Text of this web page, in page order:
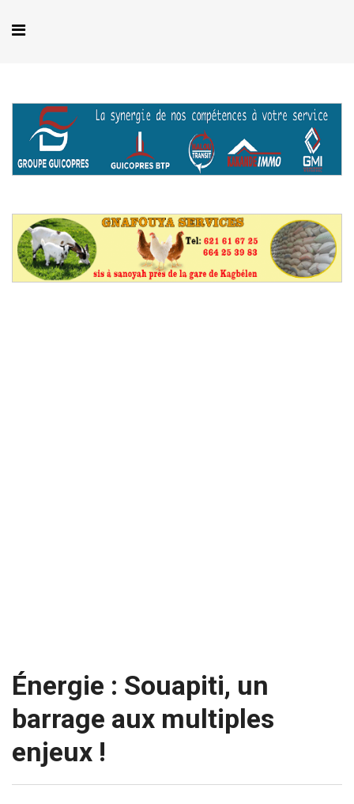
Énergie : Souapiti, un
barrage aux multiples
enjeux !